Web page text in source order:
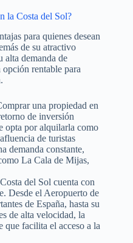
la Costa del Sol?
para quienes desean
de su atractivo
alta demanda de
rentable para
una propiedad en
de inversión
opta por alquilarla como
de turistas
demanda constante,
La Cala de Mijas,
del Sol cuenta con
Desde el Aeropuerto de
de España, hasta su
de alta velocidad, la
que facilita el acceso a la